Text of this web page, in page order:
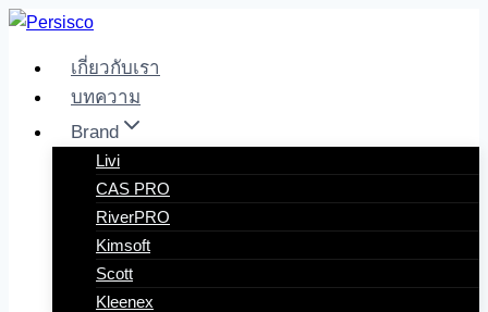
Skip
content
เกี่ยวกับเรา
บทความ
Brand
Livi
CAS PRO
RiverPRO
Kimsoft
Scott
Kleenex